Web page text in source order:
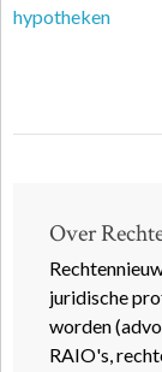
hypotheken
Over
juridische
worden
RAIO's,